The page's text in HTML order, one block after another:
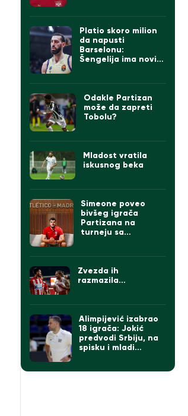
Platio skoro milion
da napusti
Barselonu:
Šengelija ima novi
Odakle Partizan
može da zapreti
Tobolu?
Mladost vratila
iskusnog beka
Simeone poveo
bivšeg igrača
Partizana na
turneju sa
Zvezda ih
razmazila…
Alimpijević izabrao
18 igrača: Jokić
predvodi Srbiju, na
spisku i mladi